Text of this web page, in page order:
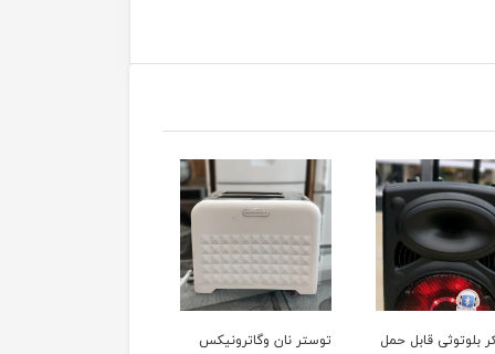
بلوتوثی قابل حمل
توستر نان وگاترونیکس